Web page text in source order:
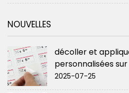
NOUVELLES
décoller et
personnalisées
2025-07-25